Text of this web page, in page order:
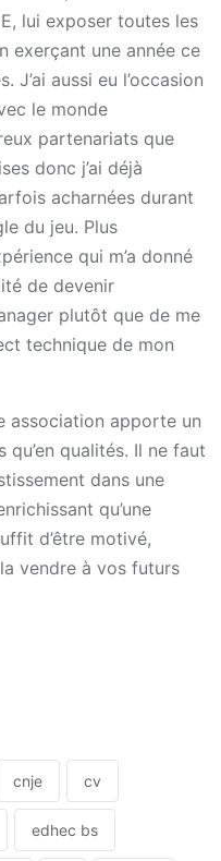
lui exposer toutes les
exerçant une année ce
J’ai aussi eu l’occasion
le monde
partenariats que
donc j’ai déjà
acharnées durant
du jeu. Plus
qui m’a donné
de devenir
plutôt que de me
technique de mon
association apporte un
qualités. Il ne faut
dans une
qu’une
d’être motivé,
vendre à vos futurs
cnje cv
edhec bs